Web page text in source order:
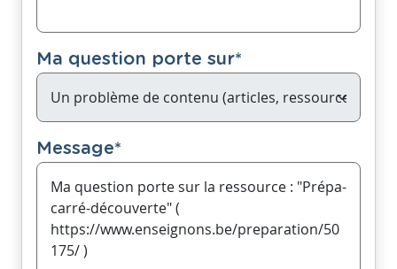
Ma question porte sur*
Message*